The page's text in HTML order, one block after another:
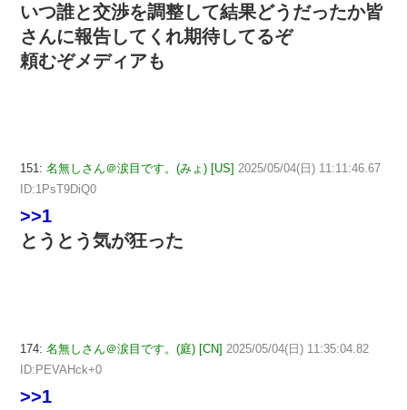
いつ誰と交渉を調整して結果どうだったか皆
さんに報告してくれ期待してるぞ
頼むぞメディアも
151: 名無しさん＠涙目です。(みょ) [US] 2025/05/04(日) 11:11:46.67
ID:1PsT9DiQ0
>>1
とうとう気が狂った
174: 名無しさん＠涙目です。(庭) [CN] 2025/05/04(日) 11:35:04.82
ID:PEVAHck+0
>>1